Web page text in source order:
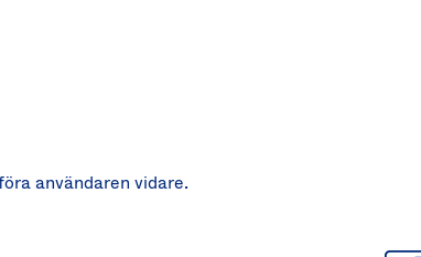
användaren vidare.